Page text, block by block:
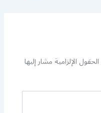
الحقول الإلزامية مشار إليها